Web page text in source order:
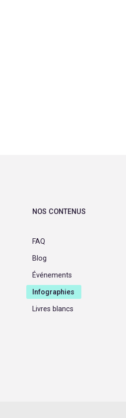
NOS CONTENUS
FAQ
Blog
Événements
Infographies
Livres blancs